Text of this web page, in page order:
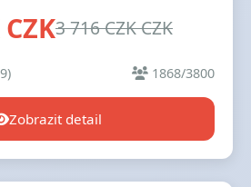
3 716 CZK CZK
1868/3800
Zobrazit detail